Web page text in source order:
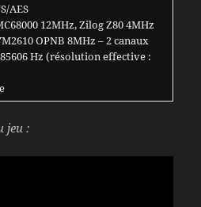
AES
12MHz, Zilog Z80 4MHz
OPNB 8MHz – 2 canaux
Hz (résolution effective :
jeu :